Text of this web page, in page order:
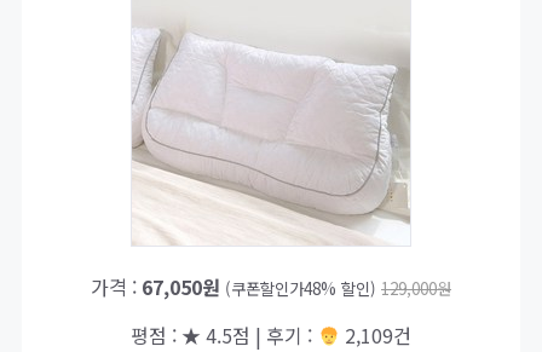
가격 : 67,050원 (쿠폰할인가48% 할인) 129,000원
평점 : ★ 4.5점 | 후기 : 2,109건